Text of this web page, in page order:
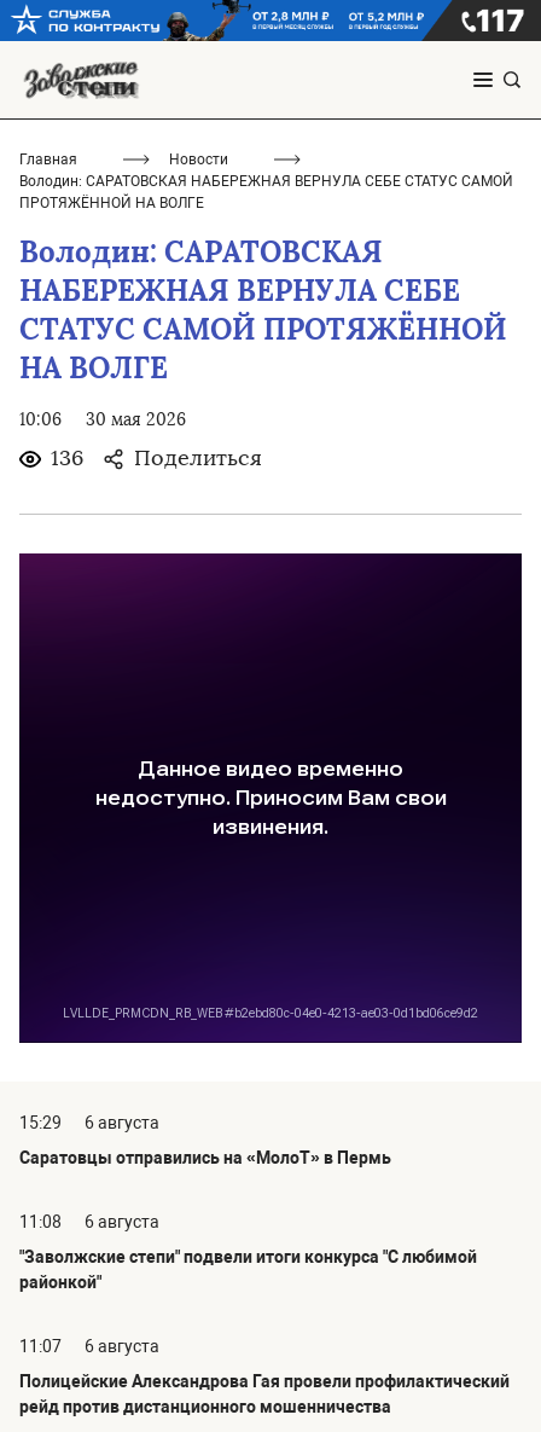
Главная
Новости
Володин: САРАТОВСКАЯ НАБЕРЕЖНАЯ ВЕРНУЛА СЕБЕ СТАТУС САМОЙ
ПРОТЯЖЁННОЙ НА ВОЛГЕ
Володин: САРАТОВСКАЯ
НАБЕРЕЖНАЯ ВЕРНУЛА СЕБЕ
СТАТУС САМОЙ ПРОТЯЖЁННОЙ
НА ВОЛГЕ
10:06 30 мая 2026
136 Поделиться
15:29
6 августа
Саратовцы отправились на «МолоТ» в Пермь
11:08
6 августа
"Заволжские степи" подвели итоги конкурса "С любимой
районкой"
11:07
6 августа
Полицейские Александрова Гая провели профилактический
рейд против дистанционного мошенничества